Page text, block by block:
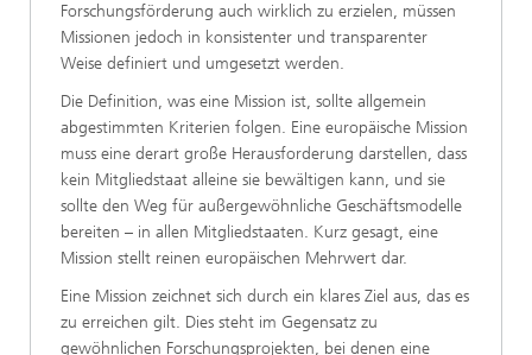
Forschungsförderung auch wirklich zu erzielen, müssen
Missionen jedoch in konsistenter und transparenter
Weise definiert und umgesetzt werden.
Die Definition, was eine Mission ist, sollte allgemein
abgestimmten Kriterien folgen. Eine europäische Mission
muss eine derart große Herausforderung darstellen, dass
kein Mitgliedstaat alleine sie bewältigen kann, und sie
sollte den Weg für außergewöhnliche Geschäftsmodelle
bereiten – in allen Mitgliedstaaten. Kurz gesagt, eine
Mission stellt reinen europäischen Mehrwert dar.
Eine Mission zeichnet sich durch ein klares Ziel aus, das es
zu erreichen gilt. Dies steht im Gegensatz zu
gewöhnlichen Forschungsprojekten, bei denen eine